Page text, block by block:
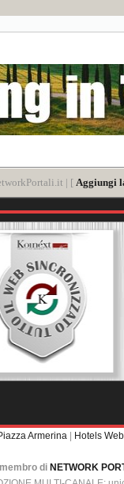
| [ Aggiungi
Armerina | Hotels Web
di NETWORK